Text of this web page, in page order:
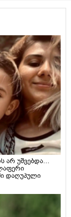
არ უშვებდა…
დაღუპული